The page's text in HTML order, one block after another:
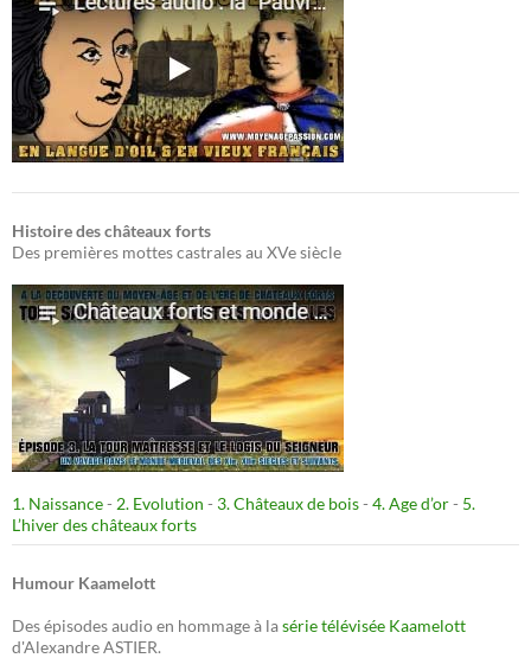
Histoire des châteaux forts
Des premières mottes castrales au XVe siècle
1. Naissance- 2. Evolution - 3. Châteaux de bois- 4. Age d’or- 5.
L’hiver des châteaux forts
Humour Kaamelott
Des épisodes audio en hommage à lasérie télévisée Kaamelott
d'Alexandre ASTIER.